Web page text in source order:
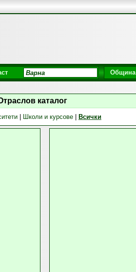
Община
каталог
| Школи и курсове| Всички